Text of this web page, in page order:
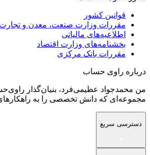
قوانین کشور
مقررات وزارت صنعت، معدن و تجارت
اطلاعیه‌های مالیاتی
بخشنامه‌های وزارت اقتصاد
مقررات بانک مرکزی
درباره راوی حساب
من محمدجواد عظیمی‌فرد، بنیان‌گذار
مجموعه‌ای که دانش تخصصی را به
دسترسی سریع